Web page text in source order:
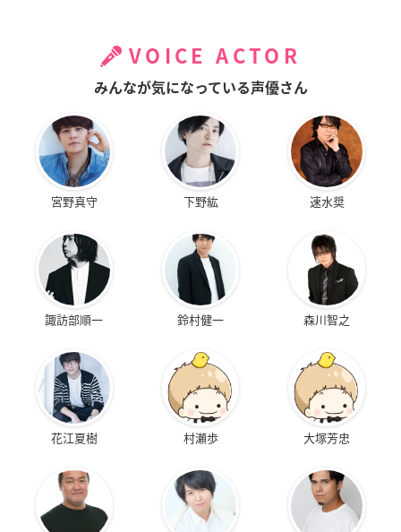
VOICE ACTOR
みんなが気になっている声優さん
宮野真守 下野紘 速水奨
諏訪部順一 鈴村健一 森川智之
花江夏樹 村瀬歩 大塚芳忠